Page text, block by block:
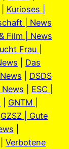
Kurioses |
| News
Film | News
Frau |
Das
DSDS
ESC |
GNTM |
GZSZ | Gute
Verbotene